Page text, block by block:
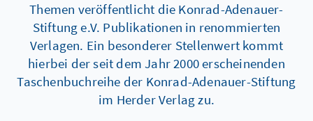
Themen veröffentlicht die Konrad-Adenauer-
Stiftung e.V. Publikationen in renommierten
Verlagen. Ein besonderer Stellenwert kommt
hierbei der seit dem Jahr 2000 erscheinenden
Taschenbuchreihe der Konrad-Adenauer-Stiftung
im Herder Verlag zu.